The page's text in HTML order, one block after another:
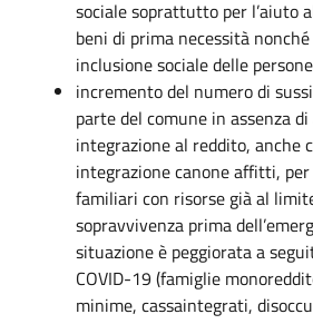
sociale soprattutto per l’aiuto
beni di prima necessità
inclusione sociale delle
incremento del numero di
parte del comune in assenza
integrazione al reddito, anche
integrazione canone affitti,
familiari con risorse già al
sopravvivenza prima
situazione è peggiorata a
COVID-19 (famiglie
minime, cassaintegrati,